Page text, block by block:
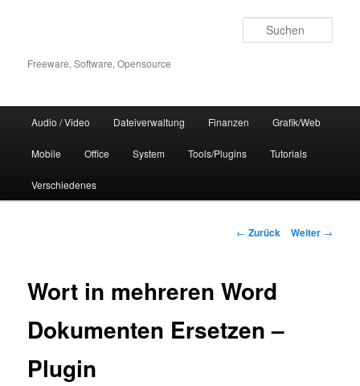
Freeware, Software, Opensource
Audio / Video Dateiverwaltung Finanzen Grafik/Web
Mobile Office System Tools/Plugins Tutorials
Verschiedenes
Beitrags-
← Zurück Weiter →
Wort in mehreren Word
Dokumenten Ersetzen –
Plugin